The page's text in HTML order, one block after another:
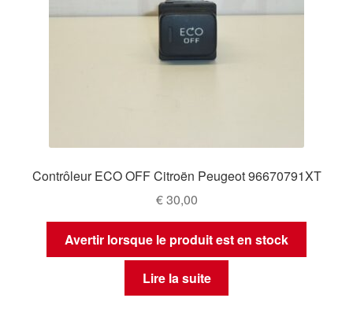
Contrôleur ECO OFF Citroën Peugeot 96670791XT
€30,00
Avertir lorsque le produit est en stock
Lire la suite